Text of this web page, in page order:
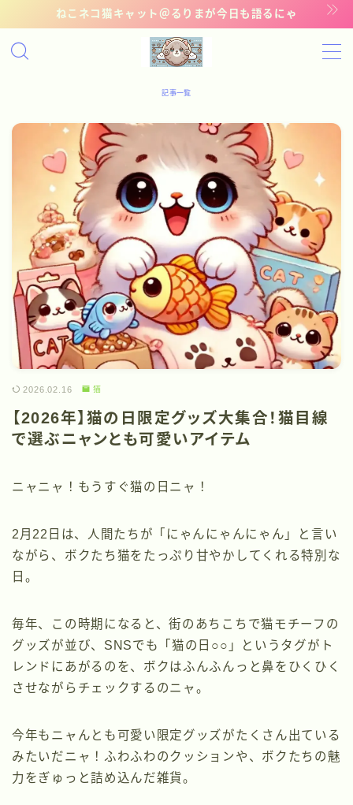
ねこネコ猫キャット＠るりまが今日も語るにゃ
MENU
管理猫ギャラリー
お問い合わせ
記事一覧
2026.02.16 猫
【2026年】猫の日限定グッズ大集合！猫目線
で選ぶニャンとも可愛いアイテム
ニャニャ！もうすぐ猫の日ニャ！
2月22日は、人間たちが「にゃんにゃんにゃん」と言い
ながら、ボクたち猫をたっぷり甘やかしてくれる特別な
日。
毎年、この時期になると、街のあちこちで猫モチーフの
グッズが並び、SNSでも「猫の日○○」というタグがト
レンドにあがるのを、ボクはふんふんっと鼻をひくひく
させながらチェックするのニャ。
今年もニャんとも可愛い限定グッズがたくさん出ている
みたいだニャ！ふわふわのクッションや、ボクたちの魅
力をぎゅっと詰め込んだ雑貨。